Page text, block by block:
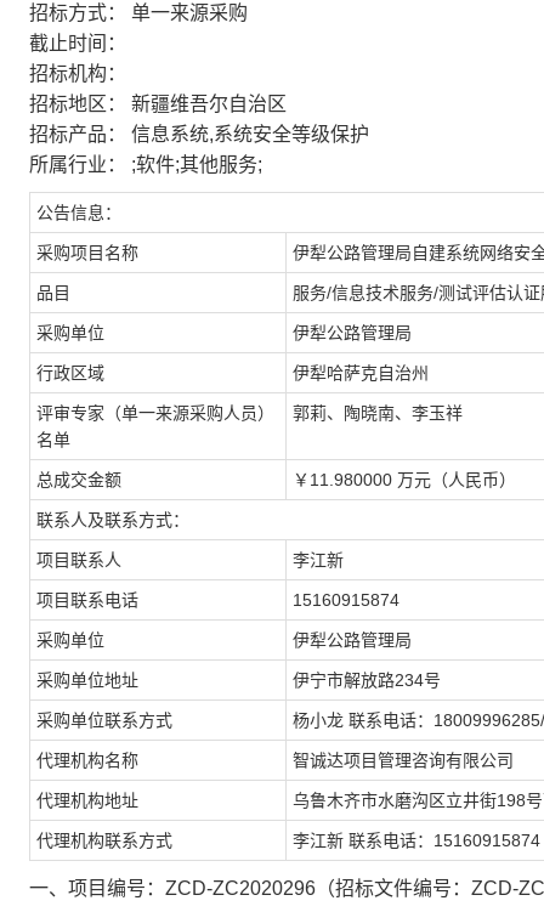
招标方式：
单一来源采购
截止时间：
招标机构：
招标地区：
新疆维吾尔自治区
招标产品：
信息系统,系统安全等级保护
所属行业：
;软件;其他服务;
公告信息：
采购项目名称 伊犁公路管理局自建系统网络安
品目 服务/信息技术服务/测试评估认证
采购单位 伊犁公路管理局
行政区域 伊犁哈萨克自治州
评审专家（单一来源采购人员）
名单
郭莉、陶晓南、李玉祥
总成交金额 ￥11.980000 万元（人民币）
联系人及联系方式：
项目联系人 李江新
项目联系电话 15160915874
采购单位 伊犁公路管理局
采购单位地址 伊宁市解放路234号
采购单位联系方式 杨小龙 联系电话：
代理机构名称 智诚达项目管理咨询有限公司
代理机构地址 乌鲁木齐市水磨沟区立井街198
代理机构联系方式 李江新 联系电话：15160915874
一、项目编号：ZCD-ZC2020296（招标文件编号：ZCD-